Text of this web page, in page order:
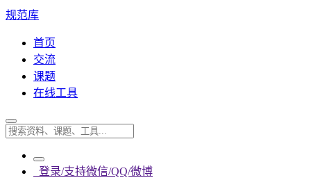
规范库
首页
交流
课题
在线工具
登录/支持微信/QQ/微博